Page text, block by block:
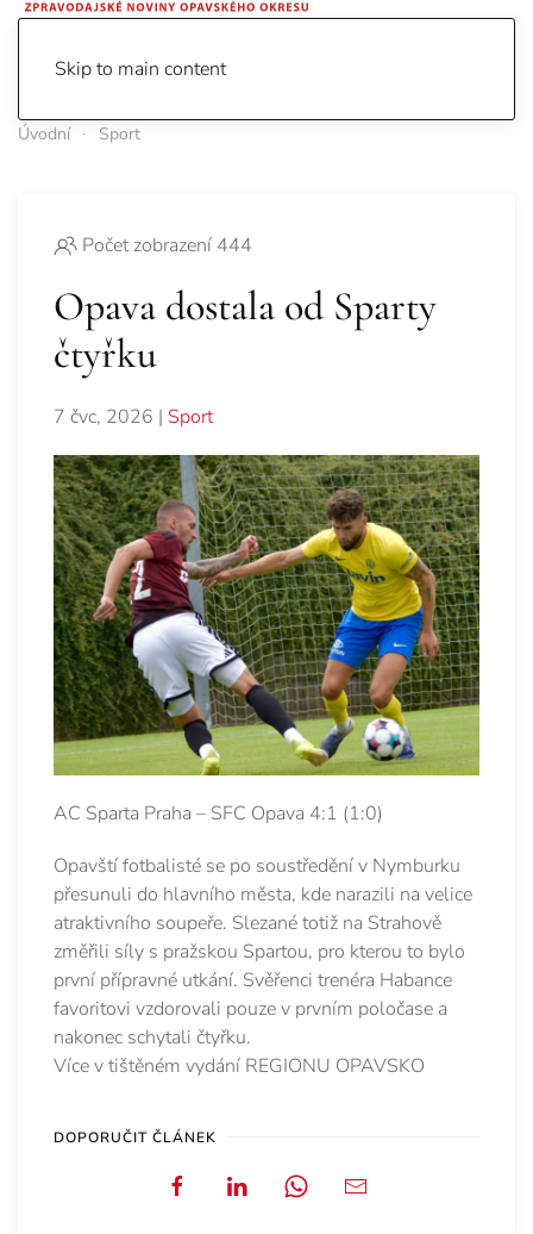
Skip to main content
Úvodní Sport
Počet zobrazení 444
Opava dostala od Sparty
čtyřku
7 čvc, 2026 | Sport
AC Sparta Praha – SFC Opava 4:1 (1:0)
Opavští fotbalisté se po soustředění v Nymburku
přesunuli do hlavního města, kde narazili na velice
atraktivního soupeře. Slezané totiž na Strahově
změřili síly s pražskou Spartou, pro kterou to bylo
první přípravné utkání. Svěřenci trenéra Habance
favoritovi vzdorovali pouze v prvním poločase a
nakonec schytali čtyřku.
Více v tištěném vydání REGIONU OPAVSKO
DOPORUČIT ČLÁNEK